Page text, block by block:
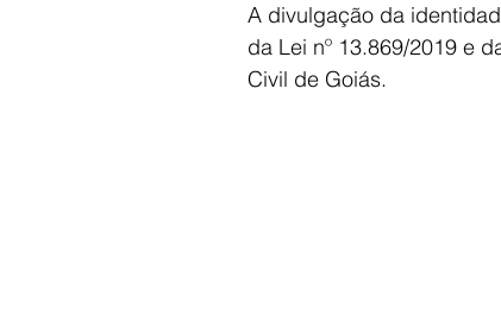
A divulgação da
da Lei nº 13.869/2019 e
Civil de Goiás.